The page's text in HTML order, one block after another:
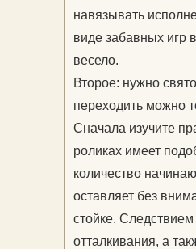
навязывать
виде забавных игр
весело.
Второе: нужно
переходить можно
Сначала изучите
роликах имеет
количество
оставляет без
стойке.
отталкивания, а